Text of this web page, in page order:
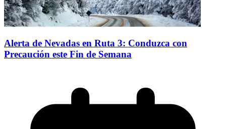
Alerta de Nevadas en Ruta 3: Conduzca con
Precaución este Fin de Semana